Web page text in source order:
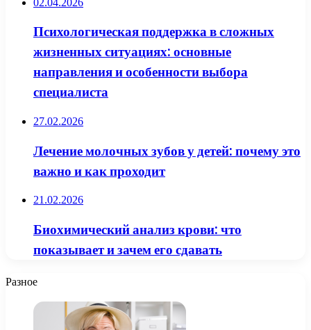
Психологическая поддержка в сложных
жизненных ситуациях: основные
направления и особенности выбора
специалиста
27.02.2026
Лечение молочных зубов у детей: почему это
важно и как проходит
21.02.2026
Биохимический анализ крови: что
показывает и зачем его сдавать
Разное